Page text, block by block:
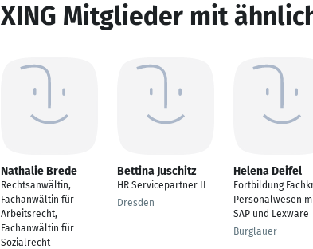
XING Mitglieder mit
Nathalie Brede
Rechtsanwältin,
Fachanwältin für
Arbeitsrecht,
Fachanwältin für
Sozialrecht
Bettina Juschitz
HR Servicepartner II
Dresden
Helena Deifel
Fortbildung
Personalwesen
SAP und Lexware
Burglauer